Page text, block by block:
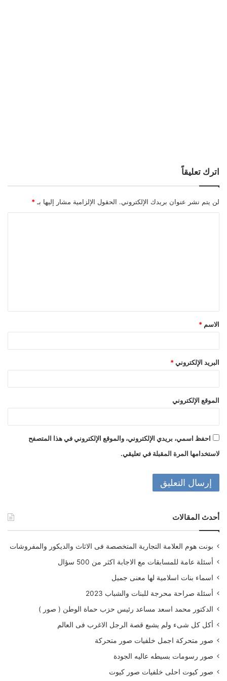
اترك تعليقاً
لن يتم نشر عنوان بريدك الإلكتروني. الحقول الإلزامية مشار إليها بـ *
ق
*
الاسم *
البريد الإلكتروني *
الموقع الإلكتروني
احفظ اسمي، بريدي الإلكتروني، والموقع الإلكتروني في هذا المتصفح
لاستخدامها المرة المقبلة في تعليقي.
أحدث المقالات
بونت هوم العلامة التجارية المتخصصة فى الاثاث والديكور والمفروشات
أسئلة عامة للمسابقات مع الاجابة اكثر من 500 سؤال
اسماء بنات اسلامية لها معنى جميل
أسئلة صراحة محرجة للبنات والشباب 2023
الدكتور محمد اسعد مساعد رئيس حزب حماة الوطن ( صور )
أكل كل شىء ولم يشبع قصة الرجل الاغرب فى العالم
صور متحركة اجمل خلفيات صور متحركة
صور رسومات بسيطه عاليه الجودة
صور كيوت احلى خلفيات صور كيوت